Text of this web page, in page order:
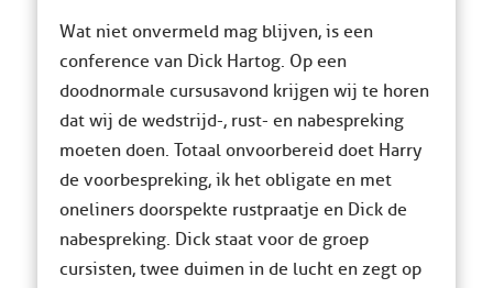
Wat niet onvermeld mag blijven, is een
conference van Dick Hartog. Op een
doodnormale cursusavond krijgen wij te horen
dat wij de wedstrijd-, rust- en nabespreking
moeten doen. Totaal onvoorbereid doet Harry
de voorbespreking, ik het obligate en met
oneliners doorspekte rustpraatje en Dick de
nabespreking. Dick staat voor de groep
cursisten, twee duimen in de lucht en zegt op